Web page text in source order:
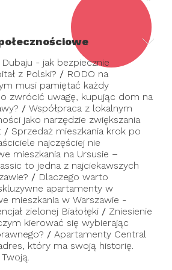
- jak bezpiecznie
z Polski? / RODO na
musi pamiętać każdy
zwrócić uwagę, kupując dom na
/ Współpraca z lokalnym
jako narzędzie zwiększania
/ Sprzedaż mieszkania krok po
najczęściej nie
mieszkania na Ursusie –
to jedna z najciekawszych
/ Dlaczego warto
apartamenty w
mieszkania w Warszawie -
zielonej Białołęki / Zniesienie
kierować się wybierając
/ Apartamenty Central
który ma swoją historię.